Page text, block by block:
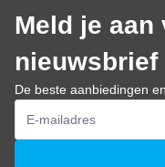
Meld je aan
nieuwsbrief
De beste aanbiedingen
E-mailadres